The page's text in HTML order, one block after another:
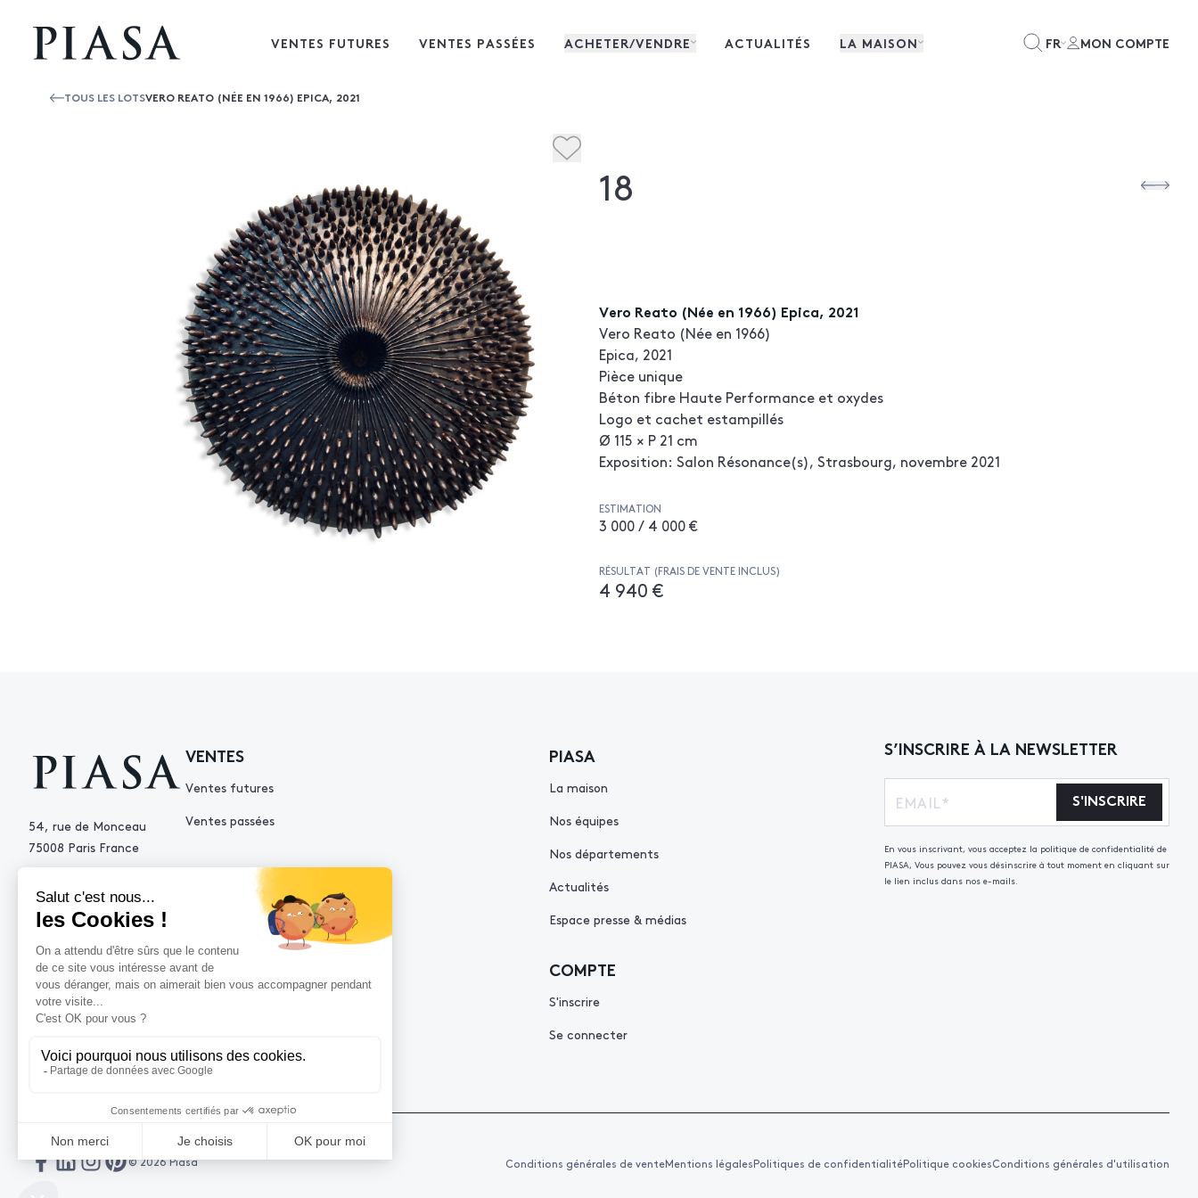
VENTES FUTURES VENTES PASSÉES ACHETER/VENDRE ACTUALITÉS LA MAISON FR MON COMPTE
TOUS LES LOTSVERO REATO (NÉE EN 1966) EPICA, 2021
18
Vero Reato (Née en 1966) Epica, 2021
Vero Reato (Née en 1966)
Epica, 2021
Pièce unique
Béton fibre Haute Performance et oxydes
Logo et cachet estampillés
Ø 115 × P 21 cm
Exposition: Salon Résonance(s), Strasbourg, novembre 2021
ESTIMATION
3 000 / 4 000 €
RÉSULTAT (FRAIS DE VENTE INCLUS)
4 940 €
54, rue de Monceau
75008 Paris France
contact@piasa.fr
VENTES
Ventes futures
Ventes passées
PIASA
La maison
Nos équipes
Nos départements
Actualités
Espace presse & médias
AIDE
Demande d’estimation
COMPTE
S'inscrire
Se connecter
S’INSCRIRE À LA NEWSLETTER
S'INSCRIRE
En vous inscrivant, vous acceptez la politique de confidentialité de
PIASA, Vous pouvez vous désinscrire à tout moment en cliquant sur
le lien inclus dans nos e-mails.
© 2026 Piasa Conditions générales de venteMentions légalesPolitiques de confidentialitéPolitique cookiesConditions générales d'utilisation